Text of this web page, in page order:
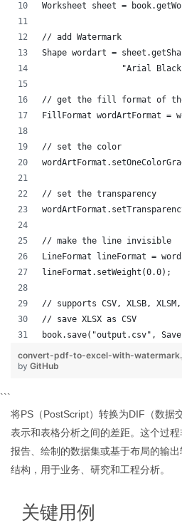
Worksheet sheet =
// add Watermark
Shape wordart =
"Arial
// get the fill format of
FillFormat wordArtFormat
// set the color
// set the transparency
// make the line invisible
LineFormat lineFormat =
lineFormat.setWeight(0.0);
// supports CSV, XLSB,
// save XLSX as CSV
book.save("output.csv",
convert-pdf-to-excel-with-
by GitHub
```
将PS（PostScript）转换为DIF（数据
表示和表格分析之间的差距。这个过
报告、绘制的数据集或基于布局的输
结构，用于业务、研究和工程分析。
关键用例